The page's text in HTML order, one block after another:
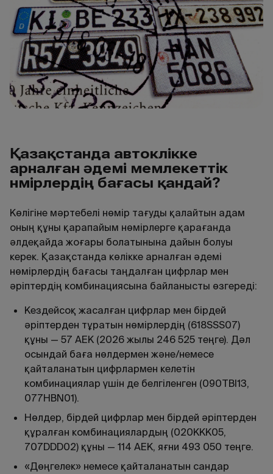
Қазақстанда автокөлікке
арналған әдемі мемлекеттік
нөмірлердің бағасы қандай?
Көлігіне мәртебелі нөмір тағуды қалайтын адам
оның құны қарапайым нөмірлерге қарағанда
әлдеқайда жоғары болатынына дайын болуы
керек. Қазақстанда көлікке арналған әдемі
нөмірлердің бағасы таңдалған цифрлар мен
әріптердің комбинациясына байланысты өзгереді:
Кездейсоқ жасалған цифрлар мен бірдей
әріптерден тұратын нөмірлердің (618SSS07)
құны — 57 АЕК (2026 жылы 246 525 теңге). Дәл
осындай баға нөлдермен және/немесе
қайталанатын цифрлармен келетін
комбинациялар үшін де белгіленген (090TBI13,
077HBN01).
Нөлдер, бірдей цифрлар мен бірдей әріптерден
құралған комбинациялардың (020KKK05,
707DDD02) құны — 114 АЕК, яғни 493 050 теңге.
«Дөңгелек» немесе қайталанатын сандар